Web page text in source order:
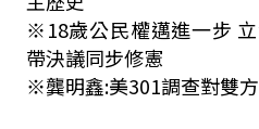
※18歲公民權邁進一步
帶決議同步修憲
※龔明鑫:美301調查對雙